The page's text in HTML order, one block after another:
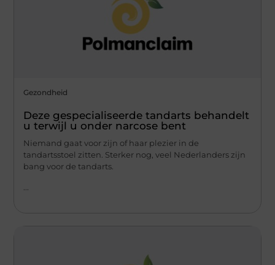
Gezondheid
Deze gespecialiseerde tandarts behandelt
u terwijl u onder narcose bent
Niemand gaat voor zijn of haar plezier in de
tandartsstoel zitten. Sterker nog, veel Nederlanders zijn
bang voor de tandarts.